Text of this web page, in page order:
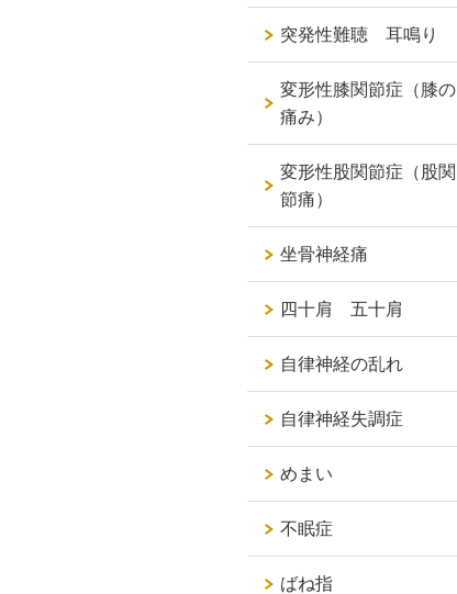
突発性難聴 耳鳴り
変形性膝関節症（膝の
痛み）
変形性股関節症（股関
節痛）
坐骨神経痛
四十肩 五十肩
自律神経の乱れ
自律神経失調症
めまい
不眠症
ばね指